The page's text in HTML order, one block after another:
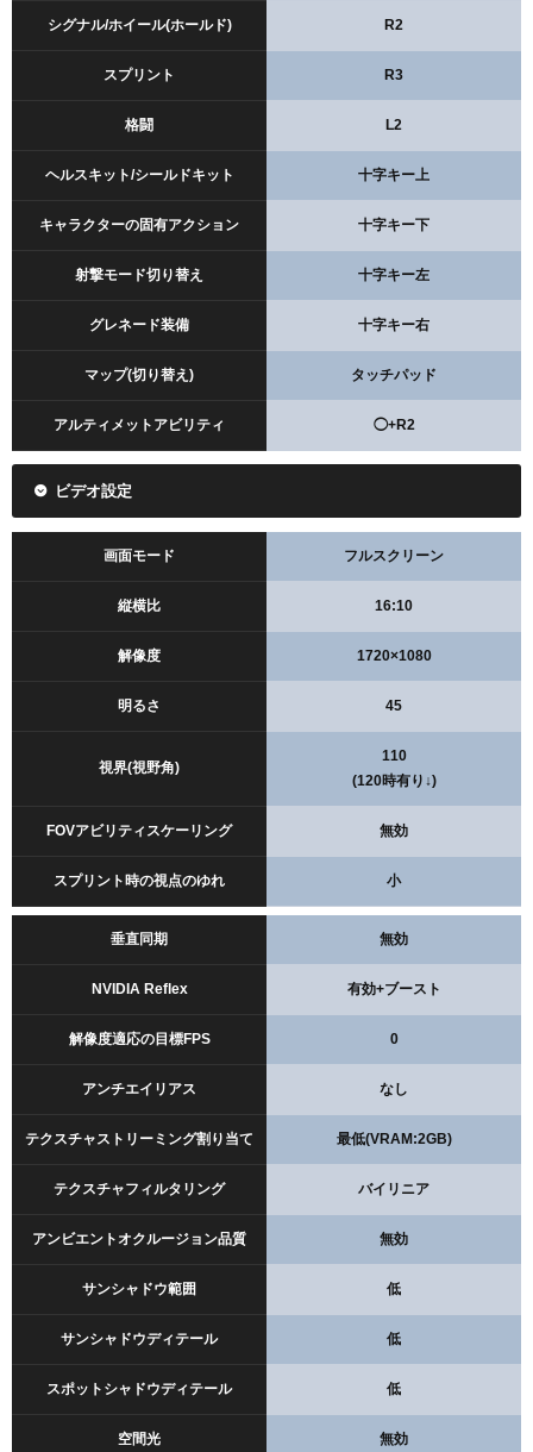
シグナル/ホイール(ホールド) R2
スプリント R3
格闘 L2
ヘルスキット/シールドキット 十字キー上
キャラクターの固有アクション 十字キー下
射撃モード切り替え 十字キー左
グレネード装備 十字キー右
マップ(切り替え) タッチパッド
アルティメットアビリティ ◯+R2
ビデオ設定
画面モード フルスクリーン
縦横比 16:10
解像度 1720×1080
明るさ 45
視界(視野角)
110
(120時有り↓)
FOVアビリティスケーリング 無効
スプリント時の視点のゆれ 小
垂直同期 無効
NVIDIA Reflex 有効+ブースト
解像度適応の目標FPS 0
アンチエイリアス なし
テクスチャストリーミング割り当て 最低(VRAM:2GB)
テクスチャフィルタリング バイリニア
アンビエントオクルージョン品質 無効
サンシャドウ範囲 低
サンシャドウディテール 低
スポットシャドウディテール 低
空間光 無効